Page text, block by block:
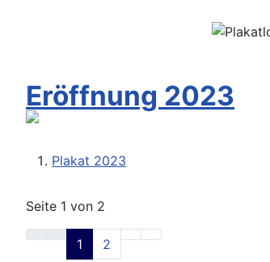
Eröffnung 2023
Plakat 2023
Seite 1 von 2
1 2